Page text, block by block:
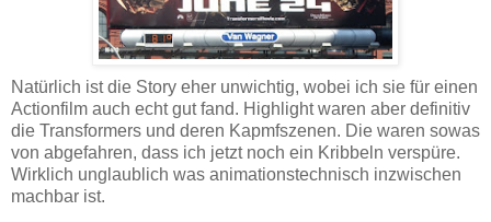
Natürlich ist die Story eher unwichtig, wobei ich sie für einen
Actionfilm auch echt gut fand. Highlight waren aber definitiv
die Transformers und deren Kapmfszenen. Die waren sowas
von abgefahren, dass ich jetzt noch ein Kribbeln verspüre.
Wirklich unglaublich was animationstechnisch inzwischen
machbar ist.